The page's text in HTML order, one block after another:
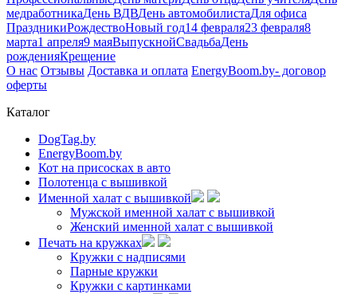
медработникаДень ВДВДень автомобилистаДля офиса
ПраздникиРождествоНовый год14 февраля23 февраля8
марта1 апреля9 маяВыпускнойСвадьбаДень
рожденияКрещение
О нас Отзывы Доставка и оплата EnergyBoom.by- договор
оферты
Каталог
DogTag.by
EnergyBoom.by
Кот на присосках в авто
Полотенца с вышивкой
Именной халат с вышивкой
Мужской именной халат с вышивкой
Женский именной халат с вышивкой
Печать на кружках
Кружки с надписями
Парные кружки
Кружки с картинками